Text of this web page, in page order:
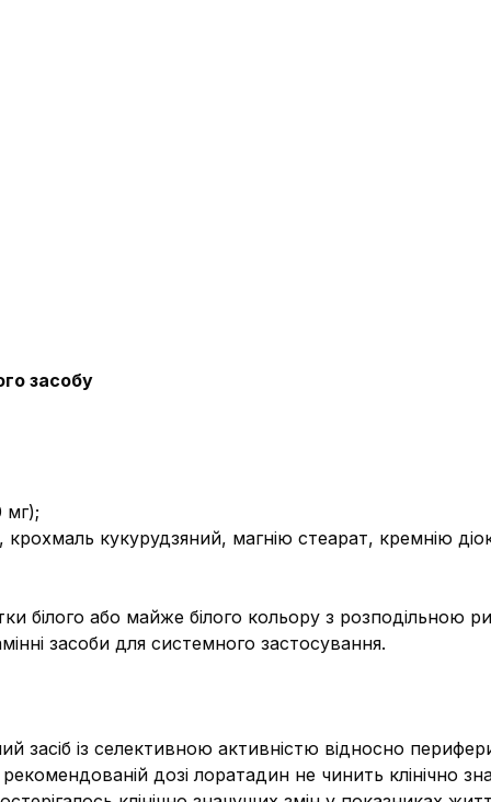
засобу
мг);
крохмаль кукурудзяний, магнію стеарат, кремнію
білого або майже білого кольору з розподільною
засоби для системного застосування.
засіб із селективною активністю відносно
дозі лоратадин не чинить клінічно